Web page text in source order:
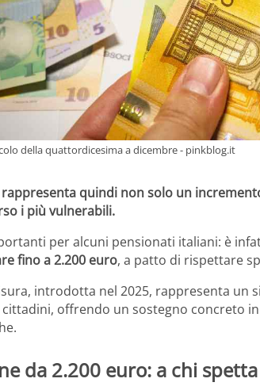
della quattordicesima a dicembre - pinkblog.it
quindi non solo un
i più vulnerabili.
per alcuni pensionati italiani: è
fino a 2.200 euro, a patto di rispettare
introdotta nel 2025, rappresenta un
offrendo un sostegno concreto
da 2.200 euro: a chi